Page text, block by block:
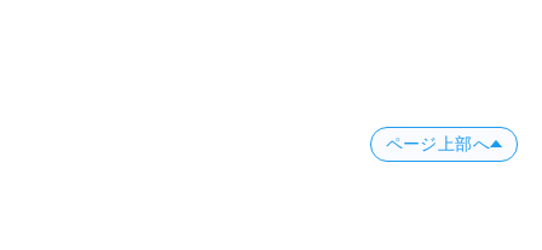
ページ上部へ